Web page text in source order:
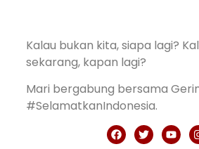
Kalau bukan kita, siapa lagi?
sekarang, kapan lagi?
Mari bergabung bersama
#SelamatkanIndonesia.